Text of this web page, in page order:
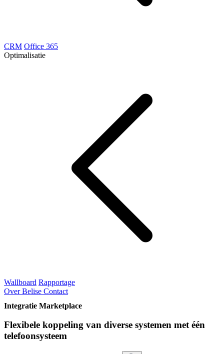
CRM Office 365
Optimalisatie
Wallboard Rapportage
Over Belise Contact
Integratie Marketplace
Flexibele koppeling van diverse systemen met één
telefoonsysteem